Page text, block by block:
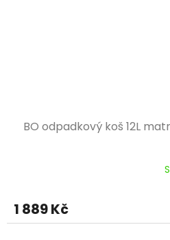
BO odpadkový koš 12L
1 889 Kč